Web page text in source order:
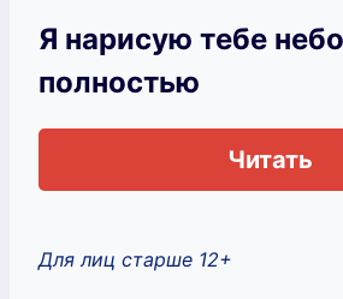
Я нарисую тебе
полностью
Читать
Для лиц старше 12+